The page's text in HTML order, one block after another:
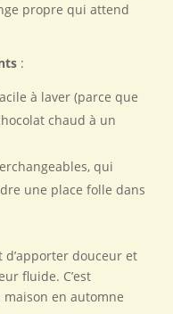
propre qui attend
:
à laver (parce que
chaud à un
qui
une place folle dans
douceur et
fluide. C’est
maison en automne